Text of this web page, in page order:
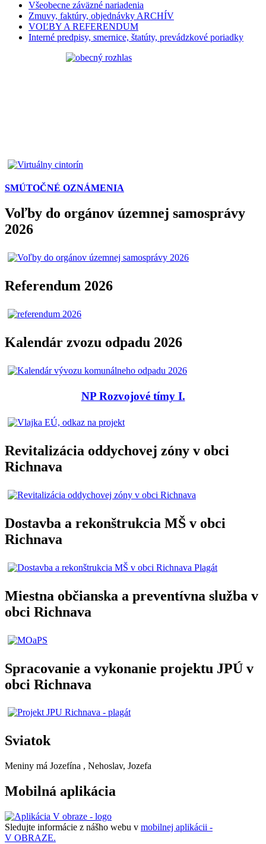
Všeobecne záväzné nariadenia
Zmuvy, faktúry, objednávky ARCHÍV
VOĽBY A REFERENDUM
Interné predpisy, smernice, štatúty, prevádzkové poriadky
SMÚTOČNÉ OZNÁMENIA
Voľby do orgánov územnej samosprávy
2026
Referendum 2026
Kalendár zvozu odpadu 2026
NP Rozvojové tímy I.
Revitalizácia oddychovej zóny v obci
Richnava
Dostavba a rekonštrukcia MŠ v obci
Richnava
Miestna občianska a preventívna služba v
obci Richnava
Spracovanie a vykonanie projektu JPÚ v
obci Richnava
Sviatok
Meniny má Jozefína , Nehoslav, Jozefa
Mobilná aplikácia
Sledujte informácie z nášho webu v mobilnej aplikácii -
V OBRAZE.